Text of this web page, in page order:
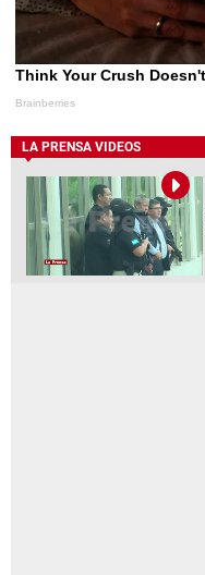
LA PRENSA VIDEOS